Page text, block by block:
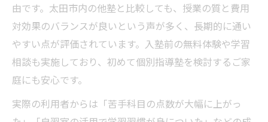
由です。太田市内の他塾と比較しても、授業の質と費用
対効果のバランスが良いという声が多く、長期的に通い
やすい点が評価されています。入塾前の無料体験や学習
相談も実施しており、初めて個別指導塾を検討するご家
庭にも安心です。
実際の利用者からは「苦手科目の点数が大幅に上がっ